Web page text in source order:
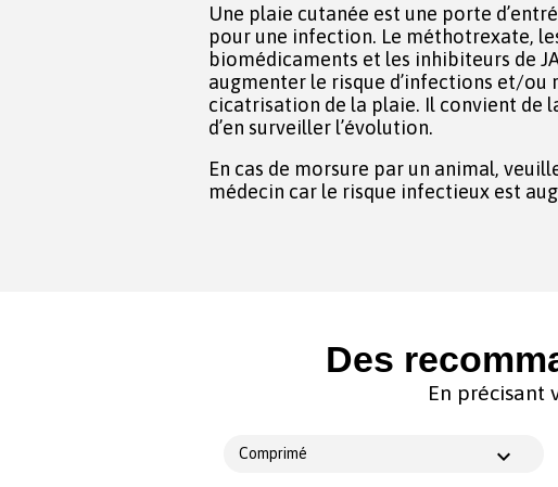
Une plaie cutanée est une porte
pour une infection. Le méthotrexate,
biomédicaments et les inhibiteurs de
augmenter le risque d’infections et/ou
cicatrisation de la plaie. Il convient de
d’en surveiller l’évolution.
En cas de morsure par un animal,
médecin car le risque infectieux est
Des
En précisant
Comprimé